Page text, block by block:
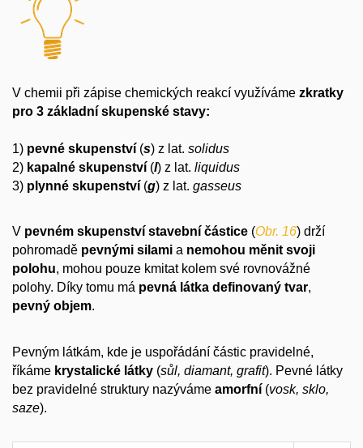
V chemii při zápise chemických reakcí využíváme zkratky
pro 3 základní skupenské stavy:
1) pevné skupenství (s) z lat. solidus
2) kapalné skupenství (l) z lat. liquidus
3) plynné skupenství (g) z lat. gasseus
V pevném skupenství stavební částice (Obr. 16) drží
pohromadě pevnými silami a nemohou měnit svoji
polohu, mohou pouze kmitat kolem své rovnovážné
polohy. Díky tomu má pevná látka definovaný tvar,
pevný objem.
Pevným látkám, kde je uspořádání částic pravidelné,
říkáme krystalické látky (sůl, diamant, grafit). Pevné látky
bez pravidelné struktury nazýváme amorfní (vosk, sklo,
saze).